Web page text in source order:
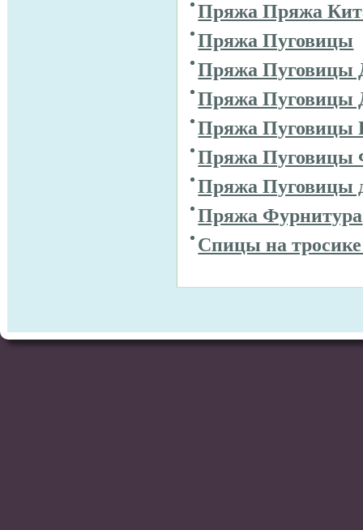
Пряжа Пряжа
Пряжа Пуговицы
Пряжа Пуговицы
Пряжа Пуговицы
Пряжа Пуговицы
Пряжа Пуговицы
Пряжа Пуговицы
Пряжа Фурнитура
Спицы на